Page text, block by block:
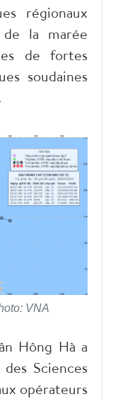
régionaux
la marée
de fortes
soudaines
VNA
Hông Hà a
Sciences
opérateurs